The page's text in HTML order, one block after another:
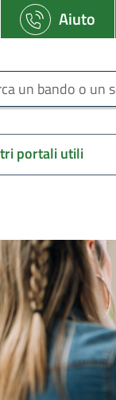
Aiuto
bando o un servizio
portali utili